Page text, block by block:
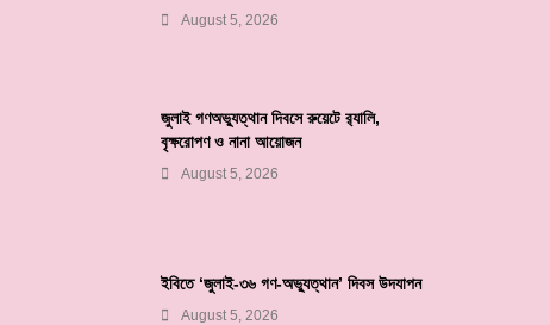
August 5, 2026
জুলাই গণঅভ্যুত্থান দিবসে রুয়েটে র‌্যালি,
বৃক্ষরোপণ ও নানা আয়োজন
August 5, 2026
ইবিতে ‘জুলাই-৩৬ গণ-অভ্যুত্থান’ দিবস উদযাপন
August 5, 2026